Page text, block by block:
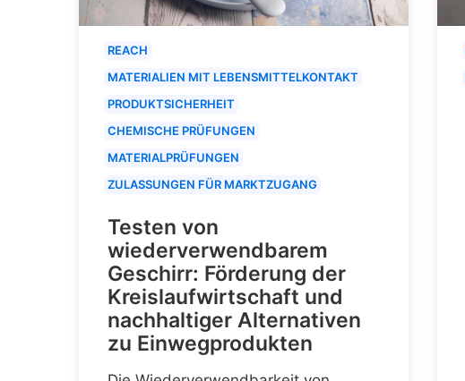
REACH
MATERIALIEN MIT LEBENSMITTELKONTAKT
PRODUKTSICHERHEIT
CHEMISCHE PRÜFUNGEN
MATERIALPRÜFUNGEN
ZULASSUNGEN FÜR MARKTZUGANG
Testen von
wiederverwendbarem
Geschirr: Förderung der
Kreislaufwirtschaft und
nachhaltiger Alternativen
zu Einwegprodukten